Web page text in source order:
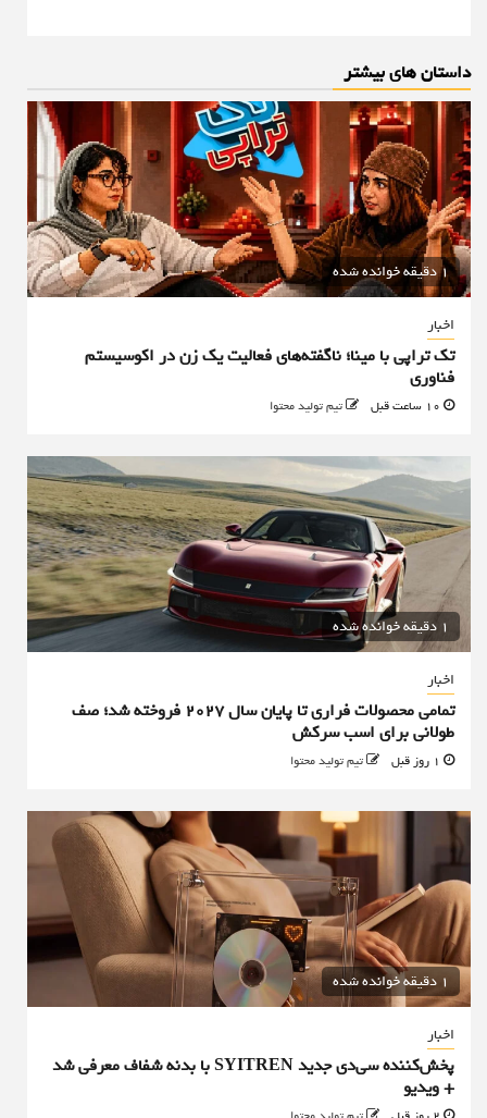
داستان های بیشتر
1 دقیقه خوانده شده
اخبار
تک تراپی با مینا؛ ناگفته‌های فعالیت یک زن در اکوسیستم
فناوری
تیم تولید محتوا
1 دقیقه خوانده شده
اخبار
تمامی محصولات فراری تا پایان سال ۲۰۲۷ فروخته شد؛ صف
طولانی برای اسب سرکش
تیم تولید محتوا
1 دقیقه خوانده شده
اخبار
پخش‌کننده سی‌دی جدید SYITREN با بدنه شفاف معرفی شد
+ ویدیو